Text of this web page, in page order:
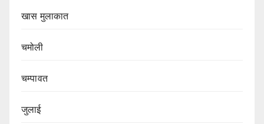
खास मुलाकात
चमोली
चम्पावत
जुलाई